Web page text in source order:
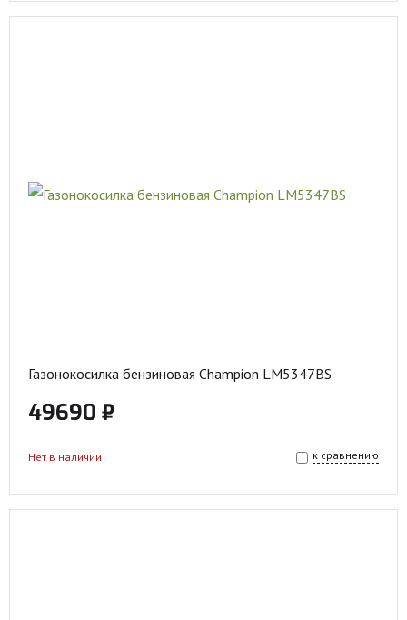
Газонокосилка бензиновая Champion LM5347BS
49690 ₽
к сравнению
Нет в наличии